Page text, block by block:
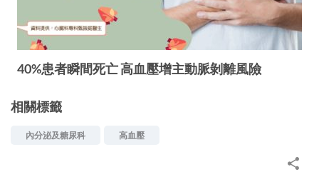
40%患者瞬間死亡 高血壓增主動脈剝離風險
相關標籤
內分泌及糖尿科 高血壓